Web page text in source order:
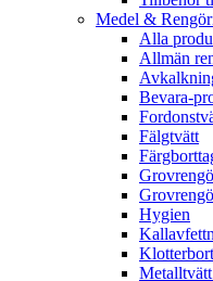
Medel &
Alla
Allmän
Bevara-
Fälgtvätt
Hygien